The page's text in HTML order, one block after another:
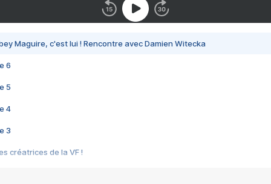
Maguire, c'est lui ! Rencontre avec Damien Witecka
6
5
4
3
créatrices de la VF !